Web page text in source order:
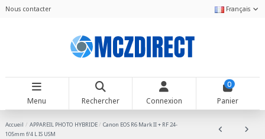
Nous contacter Français
Menu Rechercher Connexion
0
Panier
Accueil APPAREIL PHOTO HYBRIDE
Canon EOS R6 Mark II + RF 24-
105mm f/4 L IS USM